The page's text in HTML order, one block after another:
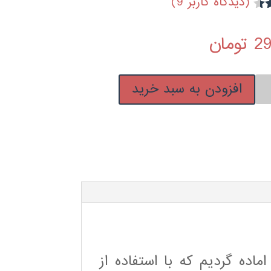
تومان
افزودن به سبد خرید
اماده گردیم که با استفاده از